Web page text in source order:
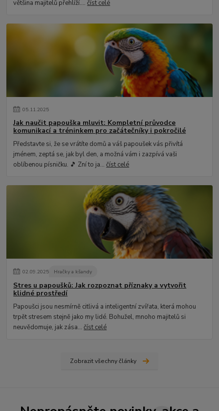
většina majitelů přehlíží....číst celé
05.11.2025
Jak naučit papouška mluvit: Kompletní průvodce
komunikací a tréninkem pro začátečníky i pokročilé
Představte si, že se vrátíte domů a váš papoušek vás přivítá
jménem, zeptá se, jak byl den, a možná vám i zazpívá vaši
oblíbenou písničku. 🎵 Zní to ja...číst celé
02.09.2025 Hračky a kšandy
Stres u papoušků: Jak rozpoznat příznaky a vytvořit
klidné prostředí
Papoušci jsou nesmírně citlivá a inteligentní zvířata, která mohou
trpět stresem stejně jako my lidé. Bohužel, mnoho majitelů si
neuvědomuje, jak zása...číst celé
Zobrazit všechny články